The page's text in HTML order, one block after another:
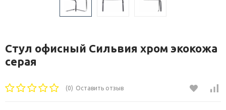
Стул офисный Сильвия хром экокожа
серая
(0) Оставить отзыв